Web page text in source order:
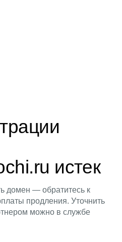
истек
домен — обратитесь к
продления. Уточнить
можно в службе